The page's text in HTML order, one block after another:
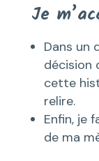
Je
Dans un
décision
cette
relire.
Enfin, je
de ma